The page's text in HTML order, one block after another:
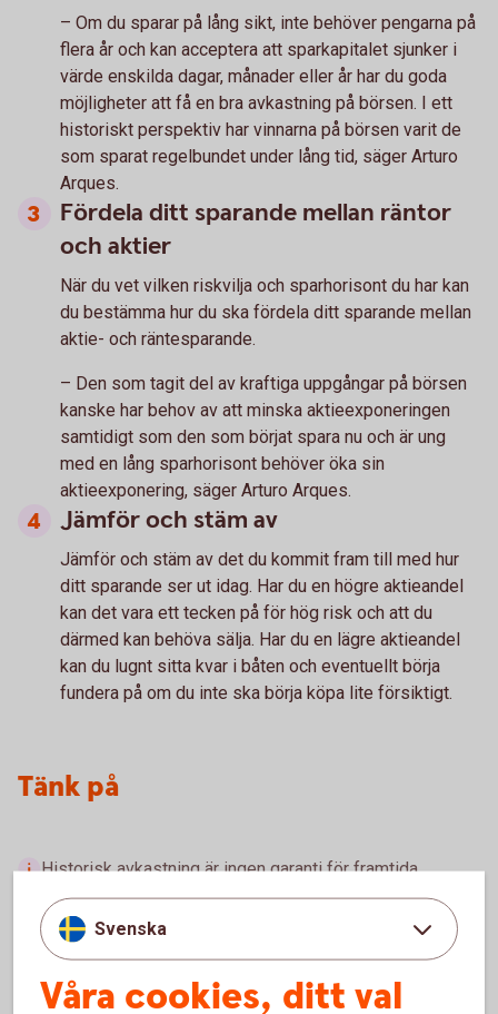
– Om du sparar på lång sikt, inte behöver pengarna på
flera år och kan acceptera att sparkapitalet sjunker i
värde enskilda dagar, månader eller år har du goda
möjligheter att få en bra avkastning på börsen. I ett
historiskt perspektiv har vinnarna på börsen varit de
som sparat regelbundet under lång tid, säger Arturo
Arques.
Fördela ditt sparande mellan räntor
och aktier
När du vet vilken riskvilja och sparhorisont du har kan
du bestämma hur du ska fördela ditt sparande mellan
aktie- och räntesparande.
– Den som tagit del av kraftiga uppgångar på börsen
kanske har behov av att minska aktieexponeringen
samtidigt som den som börjat spara nu och är ung
med en lång sparhorisont behöver öka sin
aktieexponering, säger Arturo Arques.
Jämför och stäm av
Jämför och stäm av det du kommit fram till med hur
ditt sparande ser ut idag. Har du en högre aktieandel
kan det vara ett tecken på för hög risk och att du
därmed kan behöva sälja. Har du en lägre aktieandel
kan du lugnt sitta kvar i båten och eventuellt börja
fundera på om du inte ska börja köpa lite försiktigt.
Tänk på
Historisk avkastning är ingen garanti för framtida
avkastning. Pengar du investerar i finansiella instrument
kan både öka och minska i värde och det är inte säkert
att du får tillbaka det investerade kapitalet.
Svenska
Våra cookies, ditt val